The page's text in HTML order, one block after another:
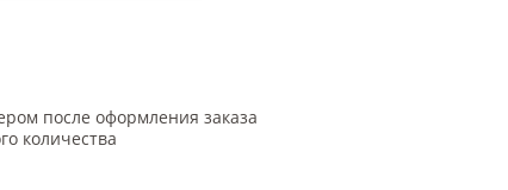
после оформления заказа
количества